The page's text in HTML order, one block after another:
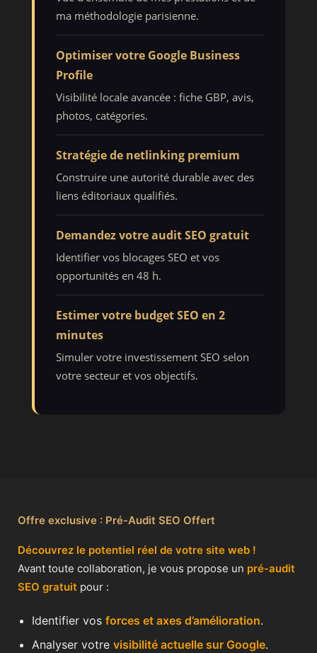
ma méthodologie parisienne.
Optimiser votre Google Business
Profile
Visibilité locale avancée : fiche GBP, avis,
photos, catégories.
Stratégie de netlinking premium
Construire une autorité durable avec des
liens éditoriaux qualifiés.
Demandez votre audit SEO gratuit
Identifier vos blocages SEO et vos
opportunités en 48 h.
Estimer votre budget SEO en 2
minutes
Simuler votre investissement SEO selon
votre secteur et vos objectifs.
Offre exclusive : Pré-Audit SEO Offert
Découvrez le potentiel réel de votre site web !
Avant toute collaboration, je vous propose un pré-audit
SEO gratuit pour :
Identifier vos forces et axes d’amélioration.
Analyser votre visibilité actuelle sur Google.